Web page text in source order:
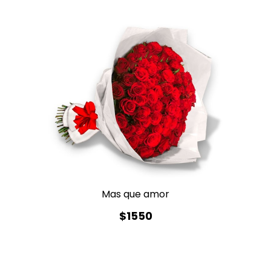
Mas que amor
$1550